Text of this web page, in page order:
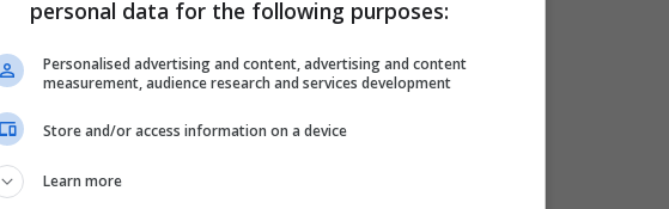
personal data for the following purposes:
Personalised advertising and content, advertising and content
measurement, audience research and services development
Store and/or access information on a device
Learn more